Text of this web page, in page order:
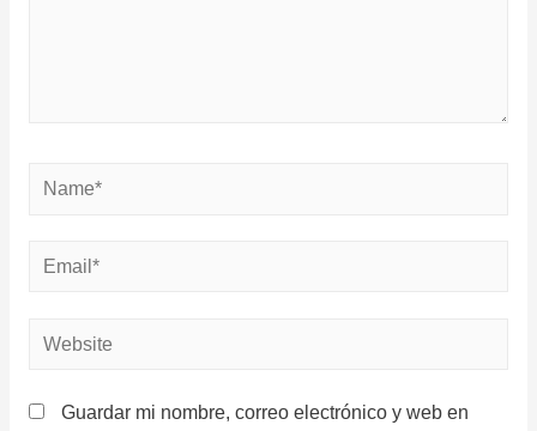
Guardar mi nombre, correo electrónico y web en